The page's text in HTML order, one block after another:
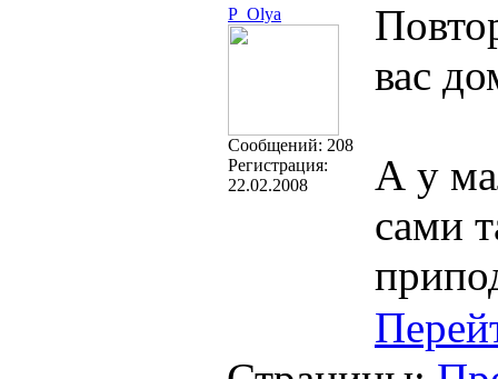
P_Olya
Cообщений: 208
Регистрация:
22.02.2008
вас
А у
сами